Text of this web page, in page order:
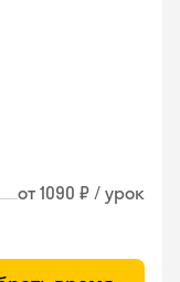
от 1090 ₽ / урок